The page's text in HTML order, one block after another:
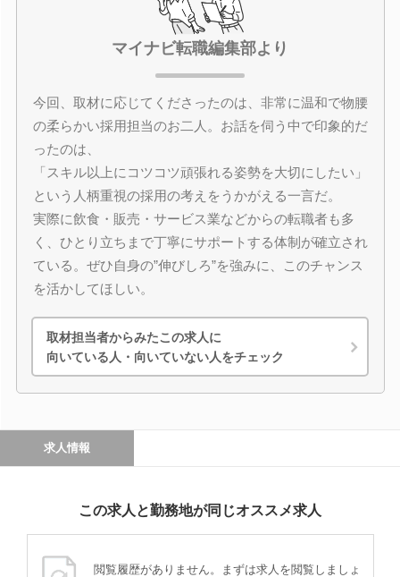
マイナビ転職編集部より
今回、取材に応じてくださったのは、非常に温和で物腰
の柔らかい採用担当のお二人。お話を伺う中で印象的だ
ったのは、
「スキル以上にコツコツ頑張れる姿勢を大切にしたい」
という人柄重視の採用の考えをうかがえる一言だ。
実際に飲食・販売・サービス業などからの転職者も多
く、ひとり立ちまで丁寧にサポートする体制が確立され
ている。ぜひ自身の”伸びしろ”を強みに、このチャンス
を活かしてほしい。
取材担当者からみたこの求人に
向いている人・向いていない人をチェック
求人情報
この求人と勤務地が同じオススメ求人
閲覧履歴がありません。まずは求人を閲覧しましょ